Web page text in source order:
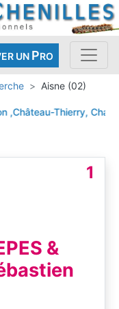
UN PRO
Aisne (02)
Thierry, Chauny,
1
&